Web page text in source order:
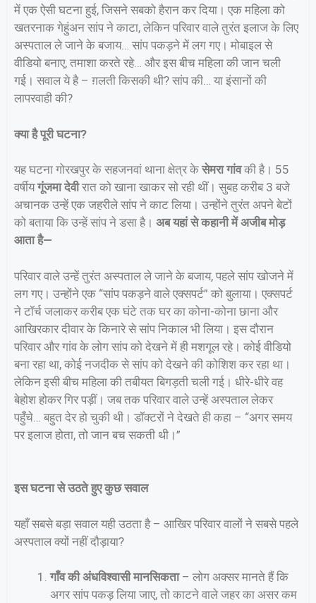
में एक ऐसी घटना हुई, जिसने सबको हैरान कर दिया। एक महिला को
खतरनाक गेहुंअन सांप ने काटा, लेकिन परिवार वाले तुरंत इलाज के लिए
अस्पताल ले जाने के बजाय… सांप पकड़ने में लग गए। मोबाइल से
वीडियो बनाए, तमाशा करते रहे… और इस बीच महिला की जान चली
गई। सवाल ये है – ग़लती किसकी थी? सांप की… या इंसानों की
लापरवाही की?
क्या है पूरी घटना?
यह घटना गोरखपुर के सहजनवां थाना क्षेत्र के सेमरा गांवकी है। 55
वर्षीयगूंजमा देवीरात को खाना खाकर सो रही थीं। सुबह करीब 3 बजे
अचानक उन्हें एक जहरीले सांप ने काट लिया। उन्होंने तुरंत अपने बेटों
को बताया कि उन्हें सांप ने डसा है। अब यहां से कहानी में अजीब मोड़
आता है—
परिवार वाले उन्हें तुरंत अस्पताल ले जाने के बजाय, पहले सांप खोजने में
लग गए। उन्होंने एक “सांप पकड़ने वाले एक्सपर्ट” को बुलाया। एक्सपर्ट
ने टॉर्च जलाकर करीब एक घंटे तक घर का कोना-कोना छाना और
आखिरकार दीवार के किनारे से सांप निकाल भी लिया। इस दौरान
परिवार और गांव के लोग सांप को देखने में ही मशगूल रहे। कोई वीडियो
बना रहा था, कोई नजदीक से सांप को देखने की कोशिश कर रहा था।
लेकिन इसी बीच महिला की तबीयत बिगड़ती चली गई। धीरे-धीरे वह
बेहोश होकर गिर पड़ीं। जब तक परिवार वाले उन्हें अस्पताल लेकर
पहुँचे… बहुत देर हो चुकी थी। डॉक्टरों ने देखते ही कहा – “अगर समय
पर इलाज होता, तो जान बच सकती थी।”
इस घटना से उठते हुए कुछ सवाल
यहाँ सबसे बड़ा सवाल यही उठता है – आखिर परिवार वालों ने सबसे पहले
अस्पताल क्यों नहीं दौड़ाया?
गाँव की अंधविश्वासी मानसिकता– लोग अक्सर मानते हैं कि
अगर सांप पकड़ लिया जाए, तो काटने वाले जहर का असर कम